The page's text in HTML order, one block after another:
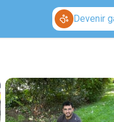
Devenir